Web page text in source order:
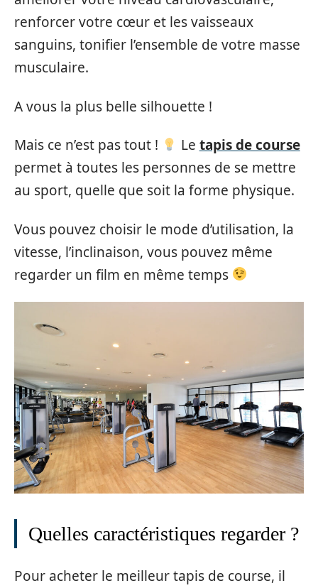
renforcer votre cœur et les vaisseaux
sanguins, tonifier l’ensemble de votre masse
musculaire.
A vous la plus belle silhouette !
Mais ce n’est pas tout ! Le tapis de course
permet à toutes les personnes de se mettre
au sport, quelle que soit la forme physique.
Vous pouvez choisir le mode d’utilisation, la
vitesse, l’inclinaison, vous pouvez même
regarder un film en même temps
Quelles caractéristiques regarder ?
Pour acheter le meilleur tapis de course, il